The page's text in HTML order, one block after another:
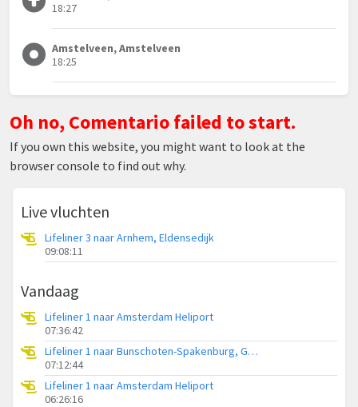
18:27
Amstelveen, Amstelveen
18:25
Oh no, Comentario failed to start.
If you own this website, you might want to look at the
browser console to find out why.
Live vluchten
Lifeliner 3 naar Arnhem, Eldensedijk
09:08:11
Vandaag
Lifeliner 1 naar Amsterdam Heliport
07:36:42
Lifeliner 1 naar Bunschoten-Spakenburg, Gasthuisweg
07:12:44
Lifeliner 1 naar Amsterdam Heliport
06:26:16